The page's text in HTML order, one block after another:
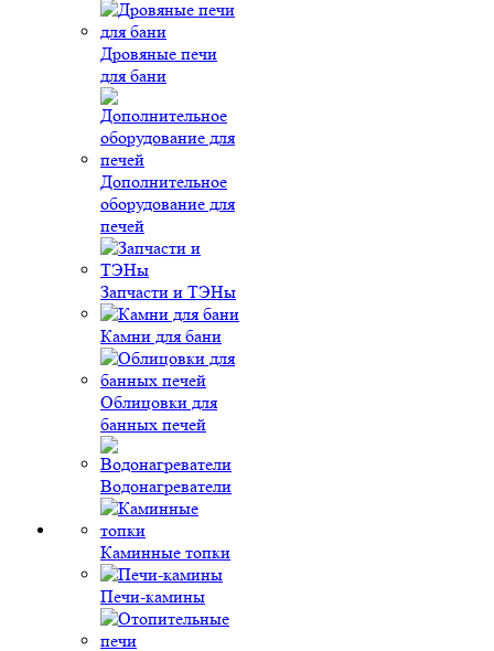
Дровяные печи
для бани
Дополнительное
оборудование для
печей
Запчасти и ТЭНы
Камни для бани
Облицовки для
банных печей
Водонагреватели
Каминные топки
Печи-камины